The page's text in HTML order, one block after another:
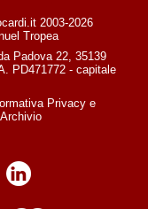
2003-2026
Tropea
Padova 22, 35139
PD471772 - capitale
Privacye
Archivio
Twitter
Pagina LinkedIn